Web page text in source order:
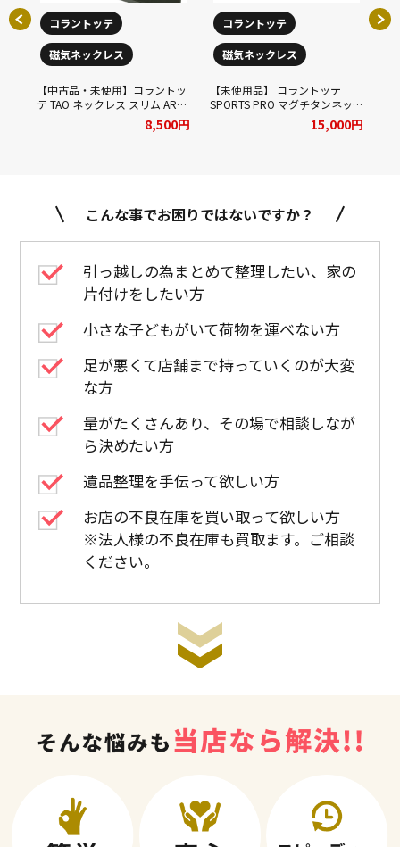
コラントッテ
磁気ネックレス
【中古品・未使用】コラントッ
テ TAO ネックレス スリム ARAN
mini Colantotte L (47cm) シル
バー×ブルーラメをお買取りさ
8,500円
コラントッテ
磁気ネックレス
【未使用品】 コラントッテ
SPORTS PRO マグチタンネック
レス RT150-RD 51cm ブラック
チタン×ブラックをお買取りさ
15,000円
こんな事でお困りではないですか？
引っ越しの為まとめて整理したい、家の
片付けをしたい方
小さな子どもがいて荷物を運べない方
足が悪くて店舗まで持っていくのが大変
な方
量がたくさんあり、その場で相談しなが
ら決めたい方
遺品整理を手伝って欲しい方
お店の不良在庫を買い取って欲しい方
※法人様の不良在庫も買取ます。ご相談
ください。